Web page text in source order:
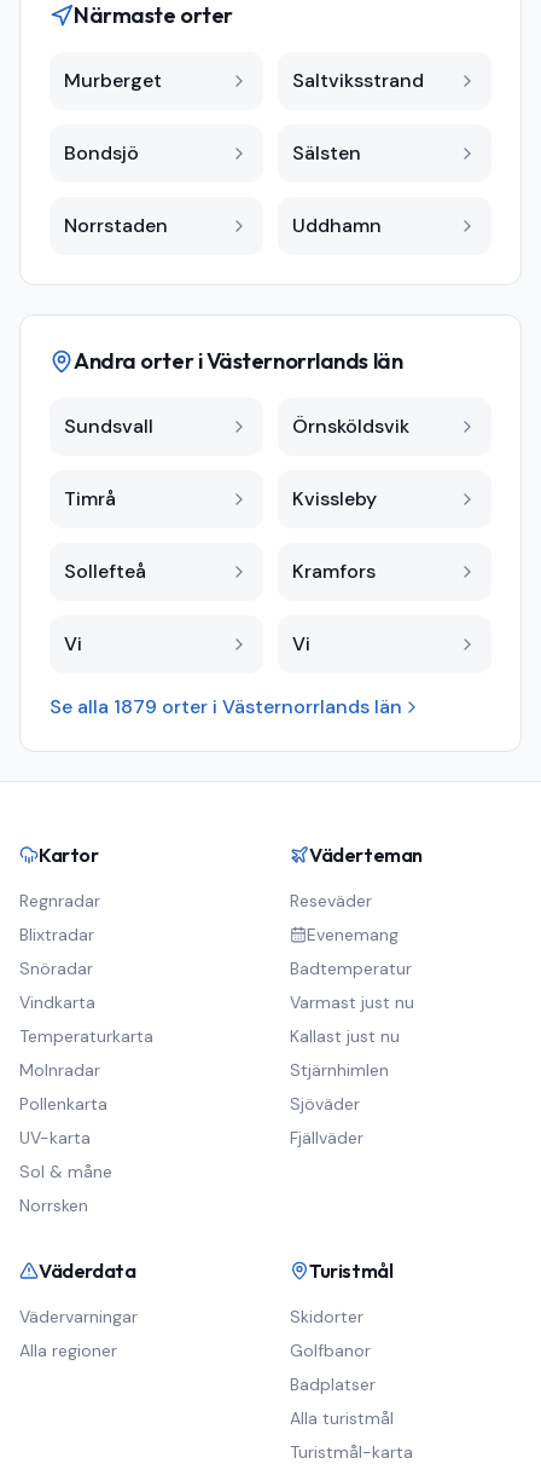
Närmaste orter
Murberget Saltviksstrand
Bondsjö Sälsten
Norrstaden Uddhamn
Andra orter iVästernorrlands län
Sundsvall Örnsköldsvik
Timrå Kvissleby
Sollefteå Kramfors
Vi Vi
Se alla 1879 orter i Västernorrlands län
Kartor
Regnradar
Blixtradar
Snöradar
Vindkarta
Temperaturkarta
Molnradar
Pollenkarta
UV-karta
Sol & måne
Norrsken
Väderteman
Reseväder
Evenemang
Badtemperatur
Varmast just nu
Kallast just nu
Stjärnhimlen
Sjöväder
Fjällväder
Väderdata
Vädervarningar
Alla regioner
Turistmål
Skidorter
Golfbanor
Badplatser
Alla turistmål
Turistmål-karta